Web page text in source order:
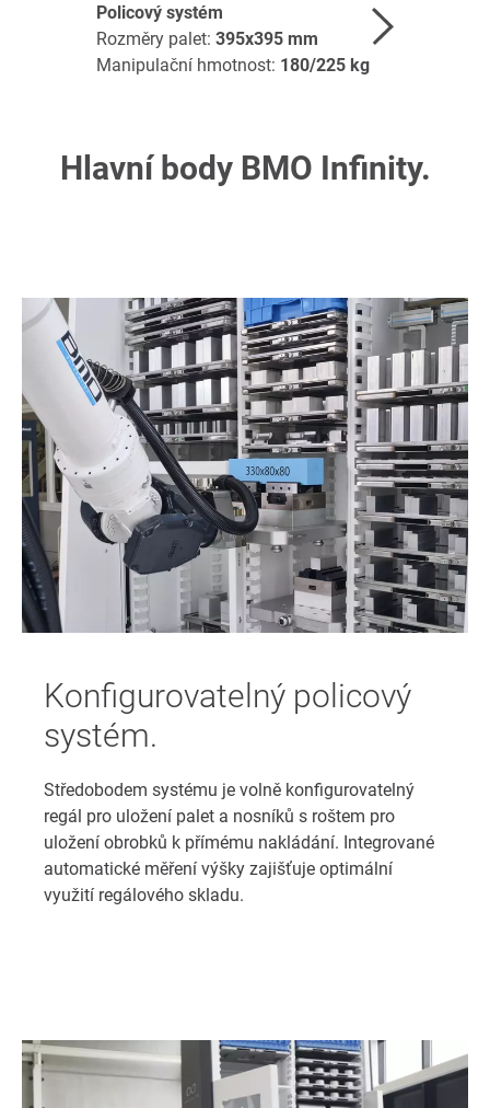
Policový systém
Rozměry palet: 395x395 mm
Manipulační hmotnost: 180/225 kg
Hlavní body BMO Infinity.
Konfigurovatelný policový
systém.
Středobodem systému je volně konfigurovatelný
regál pro uložení palet a nosníků s roštem pro
uložení obrobků k přímému nakládání. Integrované
automatické měření výšky zajišťuje optimální
využití regálového skladu.